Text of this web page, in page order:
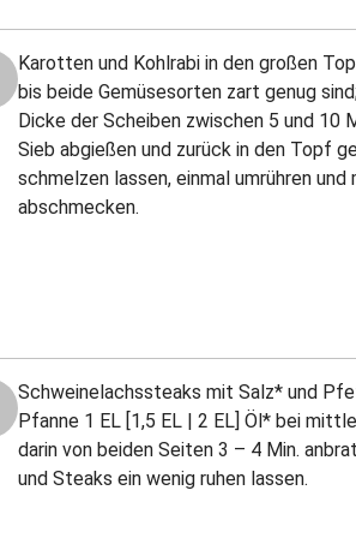
Karotten und Kohlrabi in den großen
bis beide Gemüsesorten zart genug
Dicke der Scheiben zwischen 5 und 10
Sieb abgießen und zurück in den Topf
schmelzen lassen, einmal umrühren
abschmecken.
Schweinelachssteaks mit Salz* und
Pfanne 1 EL [1,5 EL | 2 EL] Öl* bei
darin von beiden Seiten 3 – 4 Min.
und Steaks ein wenig ruhen lassen.